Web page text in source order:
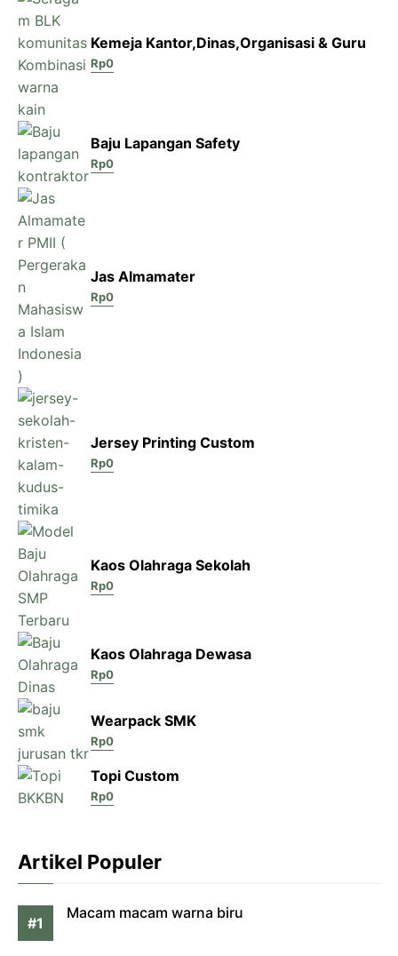
Kemeja Kantor,Dinas,Organisasi & Guru
Rp0
Baju Lapangan Safety
Rp0
Jas Almamater
Rp0
Jersey Printing Custom
Rp0
Kaos Olahraga Sekolah
Rp0
Kaos Olahraga Dewasa
Rp0
Wearpack SMK
Rp0
Topi Custom
Rp0
Artikel Populer
Macam macam warna biru